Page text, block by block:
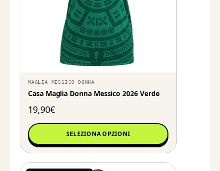
MAGLIA MESSICO DONNA
Casa Maglia Donna Messico 2026 Verde
19,90€
SELEZIONA OPZIONI